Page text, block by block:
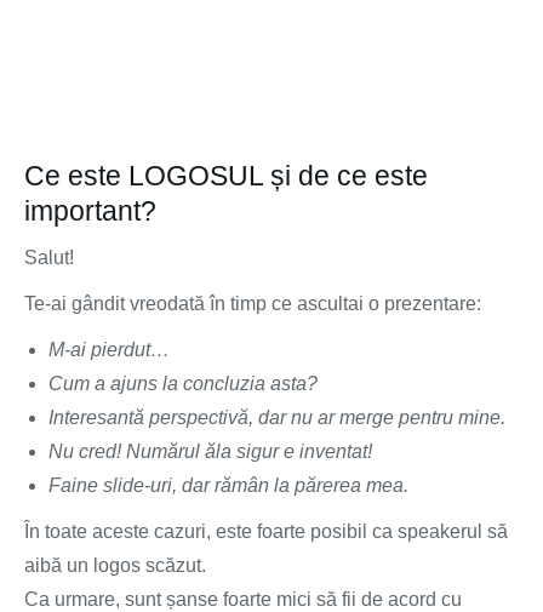
Ce este LOGOSUL și de ce este
important?
Salut!
Te-ai gândit vreodată în timp ce ascultai o prezentare:
M-ai pierdut…
Cum a ajuns la concluzia asta?
Interesantă perspectivă, dar nu ar merge pentru mine.
Nu cred! Numărul ăla sigur e inventat!
Faine slide-uri, dar rămân la părerea mea.
În toate aceste cazuri, este foarte posibil ca speakerul să
aibă un logos scăzut.
Ca urmare, sunt șanse foarte mici să fii de acord cu